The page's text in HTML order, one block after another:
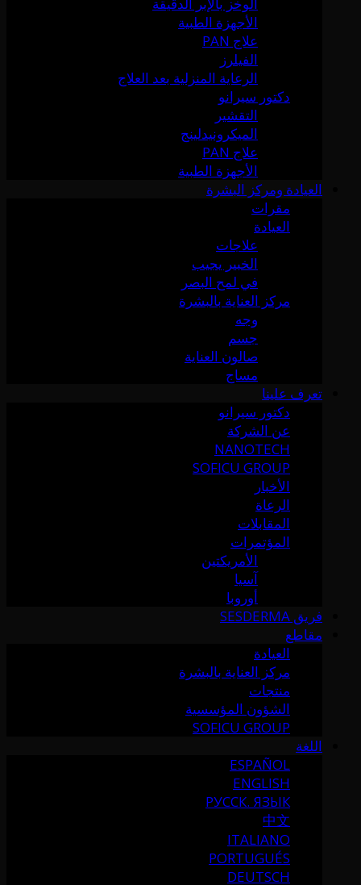
الأجهزة الطبية
علاج PAN
الفيلرز
الرعاية المنزلية بعد العلاج
دكتور سيرانو
التقشير
الميكرونيدلينج
علاج PAN
الأجهزة الطبية
العيادة ومركز البشرة
مقرات
العيادة
علاجات
الخبير يجيب
في لمح البصر
مركز العناية بالبشرة
وجه
جسم
صالون العناية
مساج
تعرف علينا
دكتور سيرانو
عن الشركة
NANOTECH
SOFICU GROUP
الأخبار
الرعاة
المقابلات
المؤتمرات
الأمريكتين
آسيا
أوروبا
فريق SESDERMA
مقاطع
العيادة
مركز العناية بالبشرة
منتجات
الشؤون المؤسسية
SOFICU GROUP
اللغة
ESPAÑOL
ENGLISH
РУССК. ЯЗЫК
中文
ITALIANO
PORTUGUÉS
DEUTSCH